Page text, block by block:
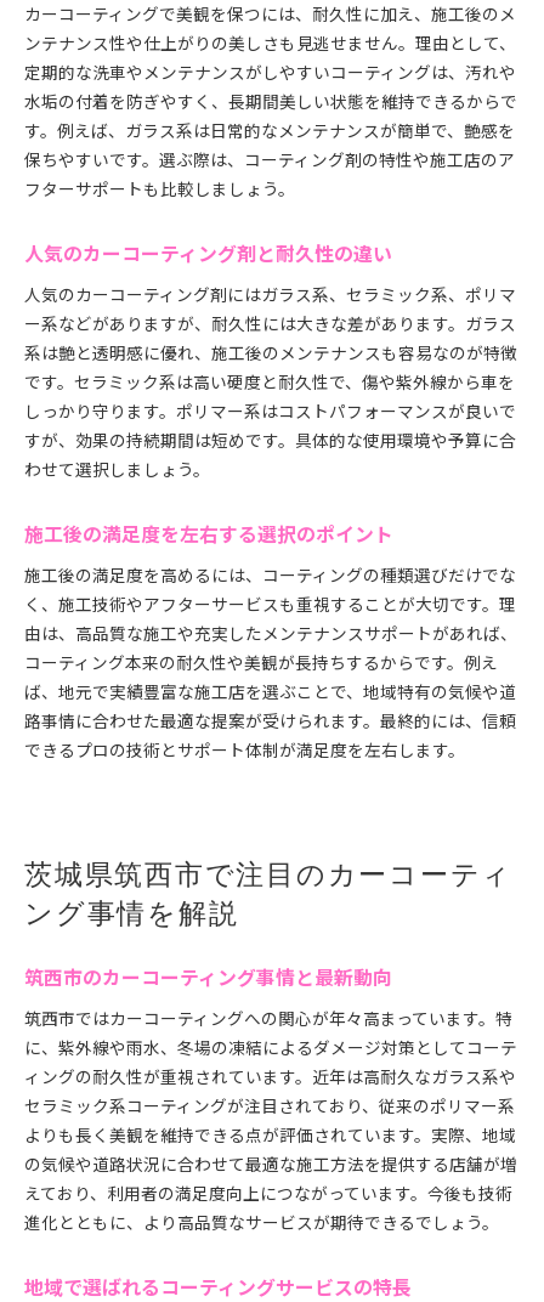
カーコーティングで美観を保つには、耐久性に加え、施工後のメ
ンテナンス性や仕上がりの美しさも見逃せません。理由として、
定期的な洗車やメンテナンスがしやすいコーティングは、汚れや
水垢の付着を防ぎやすく、長期間美しい状態を維持できるからで
す。例えば、ガラス系は日常的なメンテナンスが簡単で、艶感を
保ちやすいです。選ぶ際は、コーティング剤の特性や施工店のア
フターサポートも比較しましょう。
人気のカーコーティング剤と耐久性の違い
人気のカーコーティング剤にはガラス系、セラミック系、ポリマ
ー系などがありますが、耐久性には大きな差があります。ガラス
系は艶と透明感に優れ、施工後のメンテナンスも容易なのが特徴
です。セラミック系は高い硬度と耐久性で、傷や紫外線から車を
しっかり守ります。ポリマー系はコストパフォーマンスが良いで
すが、効果の持続期間は短めです。具体的な使用環境や予算に合
わせて選択しましょう。
施工後の満足度を左右する選択のポイント
施工後の満足度を高めるには、コーティングの種類選びだけでな
く、施工技術やアフターサービスも重視することが大切です。理
由は、高品質な施工や充実したメンテナンスサポートがあれば、
コーティング本来の耐久性や美観が長持ちするからです。例え
ば、地元で実績豊富な施工店を選ぶことで、地域特有の気候や道
路事情に合わせた最適な提案が受けられます。最終的には、信頼
できるプロの技術とサポート体制が満足度を左右します。
茨城県筑西市で注目のカーコーティ
ング事情を解説
筑西市のカーコーティング事情と最新動向
筑西市ではカーコーティングへの関心が年々高まっています。特
に、紫外線や雨水、冬場の凍結によるダメージ対策としてコーテ
ィングの耐久性が重視されています。近年は高耐久なガラス系や
セラミック系コーティングが注目されており、従来のポリマー系
よりも長く美観を維持できる点が評価されています。実際、地域
の気候や道路状況に合わせて最適な施工方法を提供する店舗が増
えており、利用者の満足度向上につながっています。今後も技術
進化とともに、より高品質なサービスが期待できるでしょう。
地域で選ばれるコーティングサービスの特長